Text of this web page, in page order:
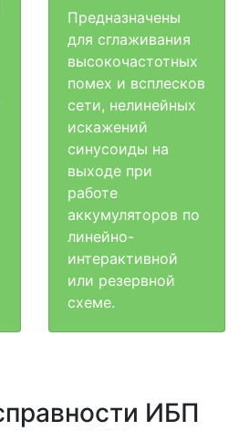
Предназначены
для сглаживания
высокочастотных
помех и всплесков
сети, нелинейных
искажений
синусоиды на
выходе при
работе
аккумуляторов по
линейно-
интерактивной
или резервной
схеме.
ИБП